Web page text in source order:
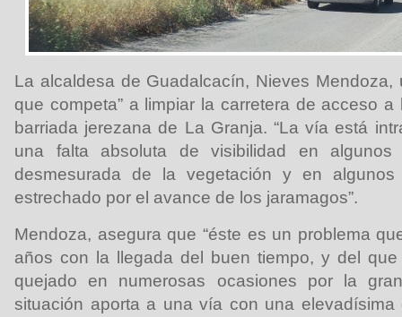
La alcaldesa de Guadalcacín, Nieves Mendoza,
que competa” a limpiar la carretera de acceso
barriada jerezana de La Granja. “La vía está
una falta absoluta de visibilidad en
desmesurada de la vegetación y en
estrechado por el avance de los jaramagos”.
Mendoza, asegura que “éste es un problema
años con la llegada del buen tiempo, y del
quejado en numerosas ocasiones por la
situación aporta a una vía con una elevadísima